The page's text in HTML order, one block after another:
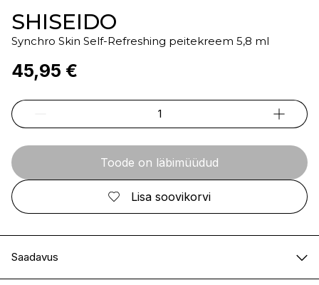
SHISEIDO
Synchro Skin Self-Refreshing peitekreem 5,8 ml
45,95 €
Toode on läbimüüdud
Lisa soovikorvi
Saadavus